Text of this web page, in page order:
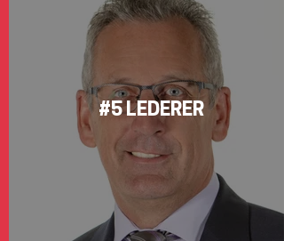
#5 LEDERER